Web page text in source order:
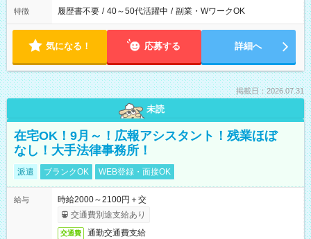
特徴 履歴書不要 / 40～50代活躍中 / 副業・WワークOK
気になる！ 応募する 詳細へ
掲載日：2026.07.31
未読
在宅OK！9月～！広報アシスタント！残業ほぼ
なし！大手法律事務所！
派遣 ブランクOK WEB登録・面接OK
給与
時給2000～2100円＋交
交通費別途支給あり
交通費 通勤交通費支給